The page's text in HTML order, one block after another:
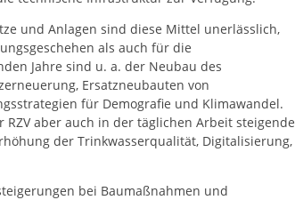
und Anlagen sind diese Mittel unerlässlich,
als auch für die
Jahre sind u. a. der Neubau des
Ersatzneubauten von
für Demografie und Klimawandel.
aber auch in der täglichen Arbeit steigende
der Trinkwasserqualität, Digitalisierung,
bei Baumaßnahmen und